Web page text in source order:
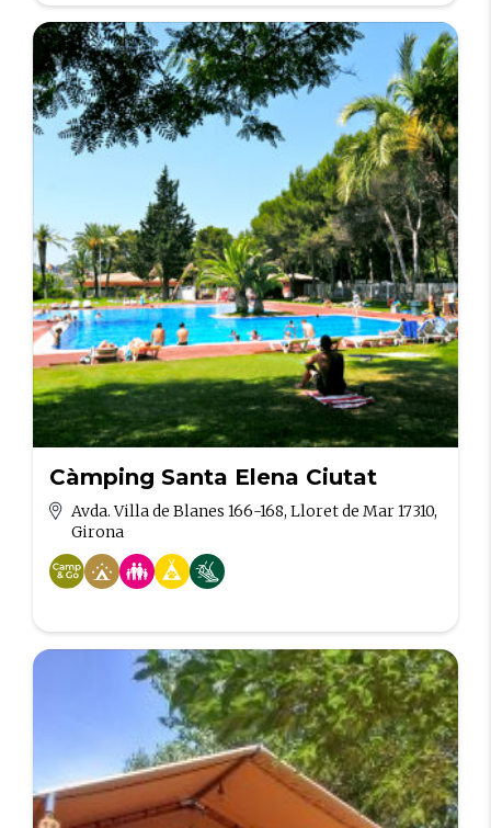
Càmping Santa Elena Ciutat
Avda. Villa de Blanes 166-168, Lloret de Mar 17310,
Girona